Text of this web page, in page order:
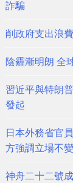
詐騙
削政府支出浪
陰霾漸明朗 全
習近平與特朗
發起
日本外務省官
方強調立場不變
神舟二十二號